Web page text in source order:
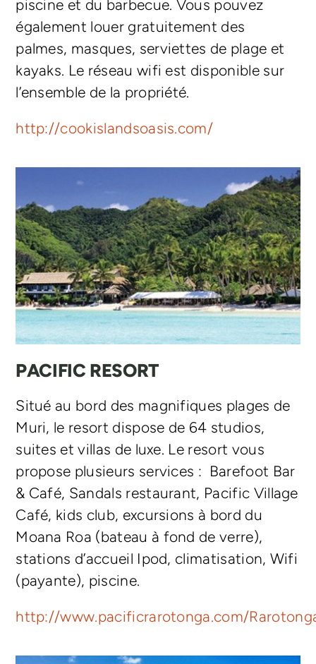
piscine et du barbecue. Vous pouvez
également louer gratuitement des
palmes, masques, serviettes de plage et
kayaks. Le réseau wifi est disponible sur
l’ensemble de la propriété.
http://cookislandsoasis.com/
PACIFIC RESORT
Situé au bord des magnifiques plages de
Muri, le resort dispose de 64 studios,
suites et villas de luxe. Le resort vous
propose plusieurs services : Barefoot Bar
& Café, Sandals restaurant, Pacific Village
Café, kids club, excursions à bord du
Moana Roa (bateau à fond de verre),
stations d’accueil Ipod, climatisation, Wifi
(payante), piscine.
http://www.pacificrarotonga.com/